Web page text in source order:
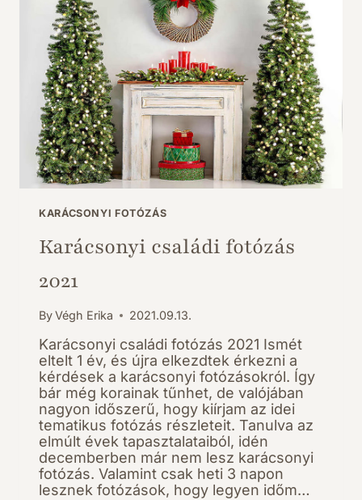
KARÁCSONYI FOTÓZÁS
Karácsonyi családi fotózás
2021
ByVégh Erika 2021.09.13.
Karácsonyi családi fotózás 2021 Ismét
eltelt 1 év, és újra elkezdtek érkezni a
kérdések a karácsonyi fotózásokról. Így
bár még korainak tűnhet, de valójában
nagyon időszerű, hogy kiírjam az idei
tematikus fotózás részleteit. Tanulva az
elmúlt évek tapasztalataiból, idén
decemberben már nem lesz karácsonyi
fotózás. Valamint csak heti 3 napon
lesznek fotózások, hogy legyen időm…